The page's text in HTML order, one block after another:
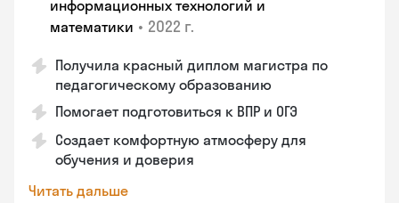
информационных технологий и
математики • 2022 г.
Получила красный диплом магистра по
педагогическому образованию
Помогает подготовиться к ВПР и ОГЭ
Создает комфортную атмосферу для
обучения и доверия
Читать дальше